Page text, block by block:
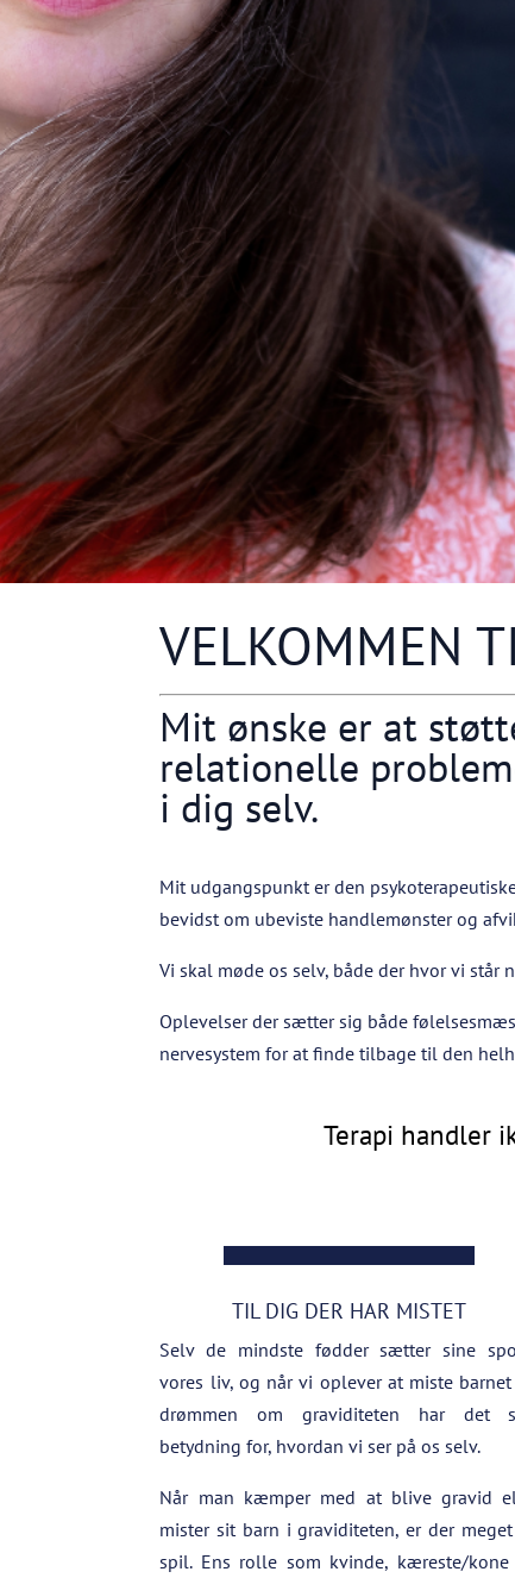
VELKOMMEN
Mit ønske er at
relationelle
i dig selv.
Mit udgangspunkt er den
bevidst om ubeviste handlemønster og
Vi skal møde os selv, både der hvor vi
Oplevelser der sætter sig både
nervesystem for at finde tilbage til den
Terapi handler
TIL DIG DER HAR MISTET
Selv de mindste fødder sætter sine
vores liv, og når vi oplever at miste
drømmen om graviditeten har det
betydning for, hvordan vi ser på os selv.
Når man kæmper med at blive gravid
mister sit barn i graviditeten, er der
spil. Ens rolle som kvinde, kæreste/kone